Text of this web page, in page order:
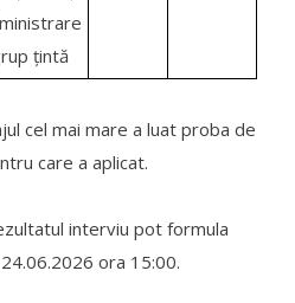
țintă
cel mai mare a luat proba de
care a aplicat.
interviu pot formula
ora 15:00.